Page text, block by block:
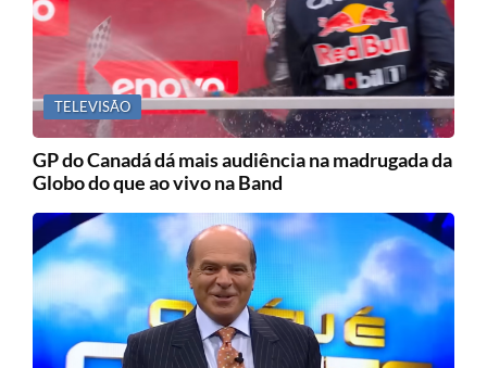
TELEVISÃO
GP do Canadá dá mais audiência na madrugada da
Globo do que ao vivo na Band